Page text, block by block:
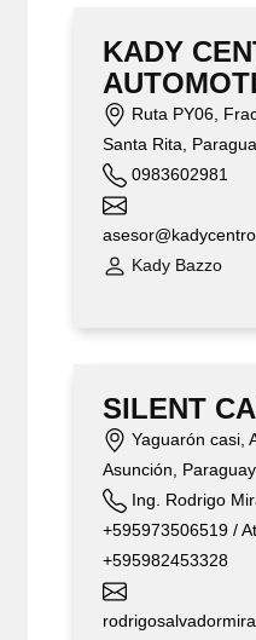
KADY
Ruta PY06,
Santa Rita,
0983602981
Kady Bazzo
SILENT
Yaguarón casi,
Asunción, Paraguay
Ing. Rodrigo
+595973506519 /
+595982453328